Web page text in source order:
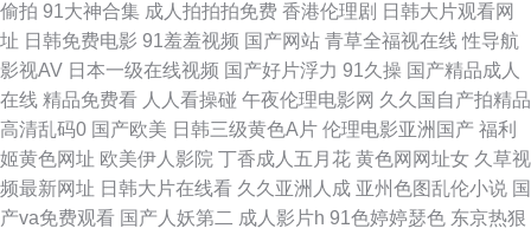
影 91色色导航导航 欧美人妖A片免费看 91日本 九色福利国产91 91国产视频
网站 九色91蝌蚪少妇 91n免费 国产精品精品一区二区 亚洲色图欧美在线 导
航亚洲99导航亚洲 熟女国产一区 av日韩福利精品导航 五月社区天堂 av伊人
蜜桃 人人艹超碰 91饭店丝袜足交福利彩票 久久黄色视频网址 91pron在线
偷拍 91大神合集 成人拍拍拍免费 香港伦理剧 日韩大片观看网
址 日韩免费电影 91羞羞视频 国产网站 青草全福视在线 性导航
影视AV 日本一级在线视频 国产好片浮力 91久操 国产精品成人
在线 精品免费看 人人看操碰 午夜伦理电影网 久久国自产拍精品
高清乱码0 国产欧美 日韩三级黄色A片 伦理电影亚洲国产 福利
姬黄色网址 欧美伊人影院 丁香成人五月花 黄色网网址女 久草视
频最新网址 日韩大片在线看 久久亚洲人成 亚州色图乱伦小说 国
产va免费观看 国产人妖第二 成人影片h 91色婷婷瑟色 东京热狠